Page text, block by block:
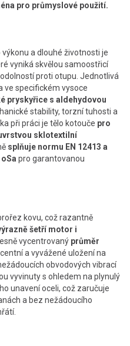
pro průmyslové použití.
a dlouhé životnosti je
vyniká skvělou samoostřicí
proti otupu. Jednotlivá
ve specifickém vysoce
pryskyřice s aldehydovou
stability, torzní tuhosti a
při práci je tělo kotouče pro
sklotextilní
splňuje normu EN 12413 a
pro garantovanou
kovu, což razantně
šetří motor i
vycentrovaný průměr
a vyvážené uložení na
obvodových vibrací
vyvinuty s ohledem na plynulý
unavení oceli, což zaručuje
a bez nežádoucího